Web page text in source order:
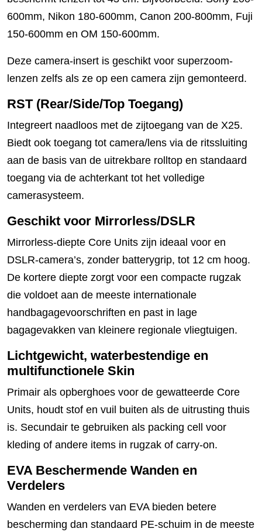
600mm, Nikon 180-600mm, Canon 200-800mm, Fuji
150-600mm en OM 150-600mm.
Deze camera-insert is geschikt voor superzoom-
lenzen zelfs als ze op een camera zijn gemonteerd.
RST (Rear/Side/Top Toegang)
Integreert naadloos met de zijtoegang van de X25.
Biedt ook toegang tot camera/lens via de ritssluiting
aan de basis van de uitrekbare rolltop en standaard
toegang via de achterkant tot het volledige
camerasysteem.
Geschikt voor Mirrorless/DSLR
Mirrorless-diepte Core Units zijn ideaal voor en
DSLR-camera’s, zonder batterygrip, tot 12 cm hoog.
De kortere diepte zorgt voor een compacte rugzak
die voldoet aan de meeste internationale
handbagagevoorschriften en past in lage
bagagevakken van kleinere regionale vliegtuigen.
Lichtgewicht, waterbestendige en
multifunctionele Skin
Primair als opberghoes voor de gewatteerde Core
Units, houdt stof en vuil buiten als de uitrusting thuis
is. Secundair te gebruiken als packing cell voor
kleding of andere items in rugzak of carry-on.
EVA Beschermende Wanden en
Verdelers
Wanden en verdelers van EVA bieden betere
bescherming dan standaard PE-schuim in de meeste